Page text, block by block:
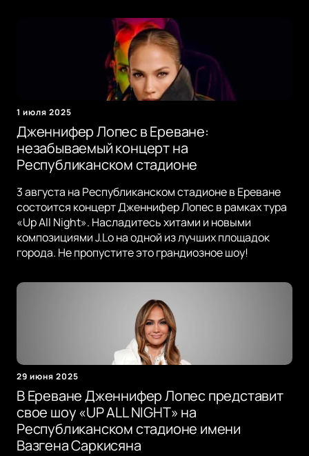
1 июля 2025
Дженнифер Лопес в Ереване:
незабываемый концерт на
Республиканском стадионе
3 августа на Республиканском стадионе в Ереване
состоится концерт Дженнифер Лопес в рамках тура
«Up All Night». Насладитесь хитами и новыми
композициями J.Lo на одной из лучших площадок
города. Не пропустите это грандиозное шоу!
29 июня 2025
В Ереване Дженнифер Лопес представит
свое шоу «UP ALL NIGHT» на
Республиканском стадионе имени
Вазгена Саркисяна